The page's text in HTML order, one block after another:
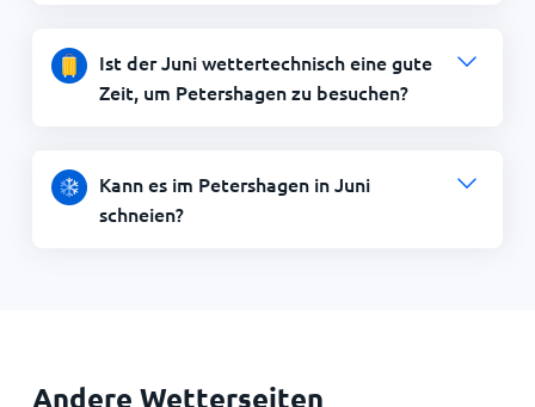
Ist der Juni wettertechnisch eine gute
Zeit, um Petershagen zu besuchen?
Kann es im Petershagen in Juni
schneien?
Andere Wetterseiten